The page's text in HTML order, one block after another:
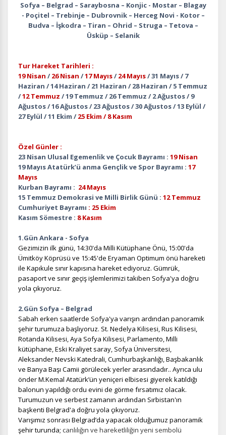
Sofya – Belgrad – Saraybosna – Konjic - Mostar – Blagay
- Poçitel – Trebinje – Dubrovnik – Herceg Novi - Kotor –
Budva – İşkodra – Tiran – Ohrid – Struga – Tetova –
Üsküp – Selanik
Tur Hareket Tarihleri :
19 Nisan /26 Nisan /17 Mayıs/24 Mayıs/ 31 Mayıs / 7
Haziran / 14 Haziran / 21 Haziran / 28 Haziran / 5 Temmuz
/12 Temmuz / 19 Temmuz / 26 Temmuz / 2 Ağustos / 9
Ağustos / 16 Ağustos / 23 Ağustos / 30 Ağustos / 13 Eylül /
27 Eylül / 11 Ekim /25 Ekim / 8 Kasım
Özel Günler :
23 Nisan Ulusal Egemenlik ve Çocuk Bayramı : 19 Nisan
19 Mayıs Atatürk’ü anma Gençlik ve Spor Bayramı : 17
Mayıs
Kurban Bayramı : 24 Mayıs
15 Temmuz Demokrasi ve Milli Birlik Günü : 12 Temmuz
Cumhuriyet Bayramı : 25 Ekim
Kasım Sömestre : 8 Kasım
1.Gün Ankara - Sofya
Gezimizin ilk günü, 14:30'da Milli Kütüphane Önü, 15:00'da
Ümitköy Köprüsü ve 15:45'de Eryaman Optimum önü hareketi
ile Kapıkule sınır kapısına hareket ediyoruz. Gümrük,
pasaport ve sınır geçiş işlemlerimizi takiben Sofya'ya doğru
yola çıkıyoruz.
2.Gün Sofya – Belgrad
Sabah erken saatlerde Sofya'ya varışın ardından panoramik
şehir turumuza başlıyoruz. St. Nedelya Kilisesi, Rus Kilisesi,
Rotanda Kilisesi, Aya Sofya Kilisesi, Parlamento, Milli
kütüphane, Eski Kraliyet saray, Sofya Üniversitesi,
Aleksander Nevski Katedrali, Cumhurbaşkanlığı, Başbakanlık
ve Banya Başı Camii görülecek yerler arasındadır.. Ayrıca ulu
önder M.Kemal Atatürk’ün yeniçeri elbisesi giyerek katıldığı
balonun yapıldığı ordu evini de görme fırsatımız olacak.
Turumuzun ve serbest zamanın ardından Sırbistan'ın
başkenti Belgrad'a doğru yola çıkıyoruz.
Varışımız sonrası Belgrad’da yapacak olduğumuz panoramik
şehir turunda; canlılığın ve hareketliliğin yeni sembolü